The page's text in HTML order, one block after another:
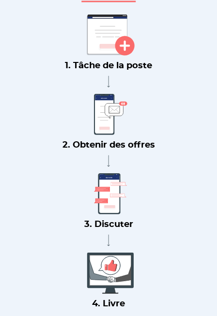
1. Tâche de la poste
2. Obtenir des offres
3. Discuter
4. Livre